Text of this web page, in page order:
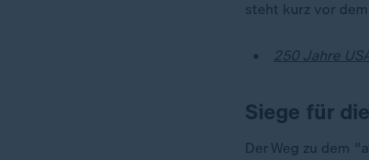
steht kurz vor
250 Jahre
Siege für
Der Weg zu dem